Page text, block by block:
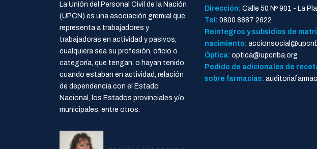
La Unión del Personal Civil de la Nación
(UPCN) es una asociación gremial que
representa a trabajadores y
trabajadoras en actividad y pasivos,
cualquiera sea su profesión, oficio o
categoría, que tengan, o hayan tenido
cuando estaban en actividad, relación
de dependencia con el Estado
Nacional, los Estados provinciales y/o
municipales, entre otros.
Dirección: Calle 50 Nº 901 - La
Tel: 0800 8887 2622
Reintegros y subsidios de
nacimiento:
Óptica: optica@upcnba.org
Pedido de adicionales de
sobre farmacias: